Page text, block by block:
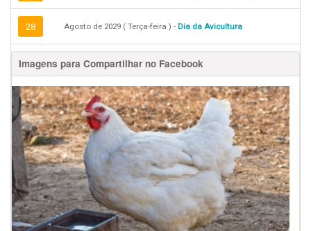
28 Agosto de 2029 ( Terça-feira ) - Dia da Avicultura
Imagens para Compartilhar no Facebook